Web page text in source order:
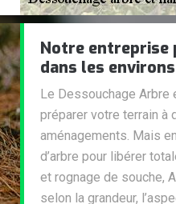
Notre entreprise
dans les
Le Dessouchage Arbre
préparer votre terrain à
aménagements. Mais
d’arbre pour libérer
et rognage de souche,
selon la grandeur,